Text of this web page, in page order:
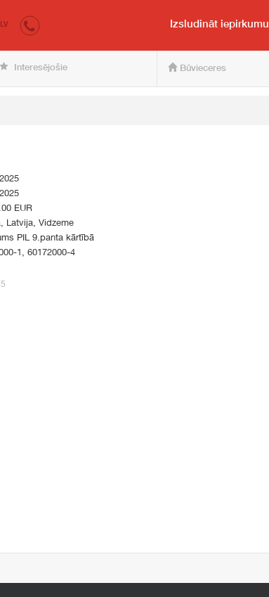
pircējam un pārdevējam
LV Izsludināt iepirkumu
Interesējošie Būvieceres
EUR
Latvija, Vidzeme
PIL 9.panta kārtībā
1, 60172000-4